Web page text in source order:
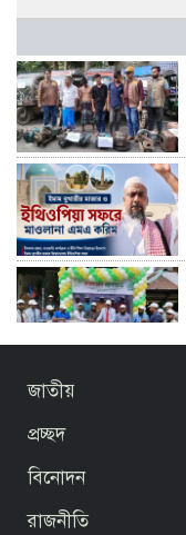
জাতীয়
প্রচ্ছদ
বিনোদন
রাজনীতি